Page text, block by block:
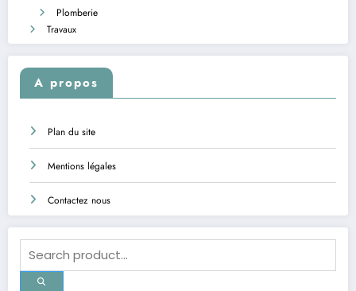
Plomberie
Travaux
A propos
Plan du site
Mentions légales
Contactez nous